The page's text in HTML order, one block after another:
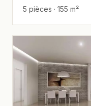
occasion,Bonnes
calme,En bon
5 pièces · 155 m²